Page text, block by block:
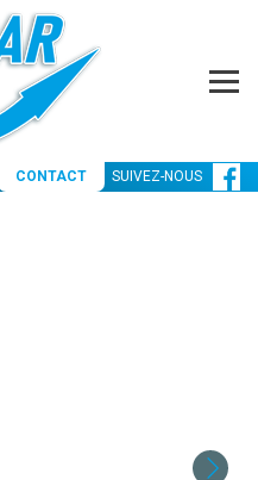
CONTACT SUIVEZ-NOUS